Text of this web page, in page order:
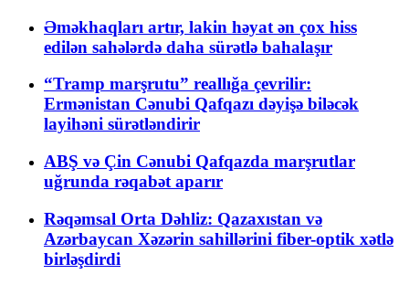
Əməkhaqları artır, lakin həyat ən çox hiss
edilən sahələrdə daha sürətlə bahalaşır
“Tramp marşrutu” reallığa çevrilir:
Ermənistan Cənubi Qafqazı dəyişə biləcək
layihəni sürətləndirir
ABŞ və Çin Cənubi Qafqazda marşrutlar
uğrunda rəqabət aparır
Rəqəmsal Orta Dəhliz: Qazaxıstan və
Azərbaycan Xəzərin sahillərini fiber-optik xətlə
birləşdirdi